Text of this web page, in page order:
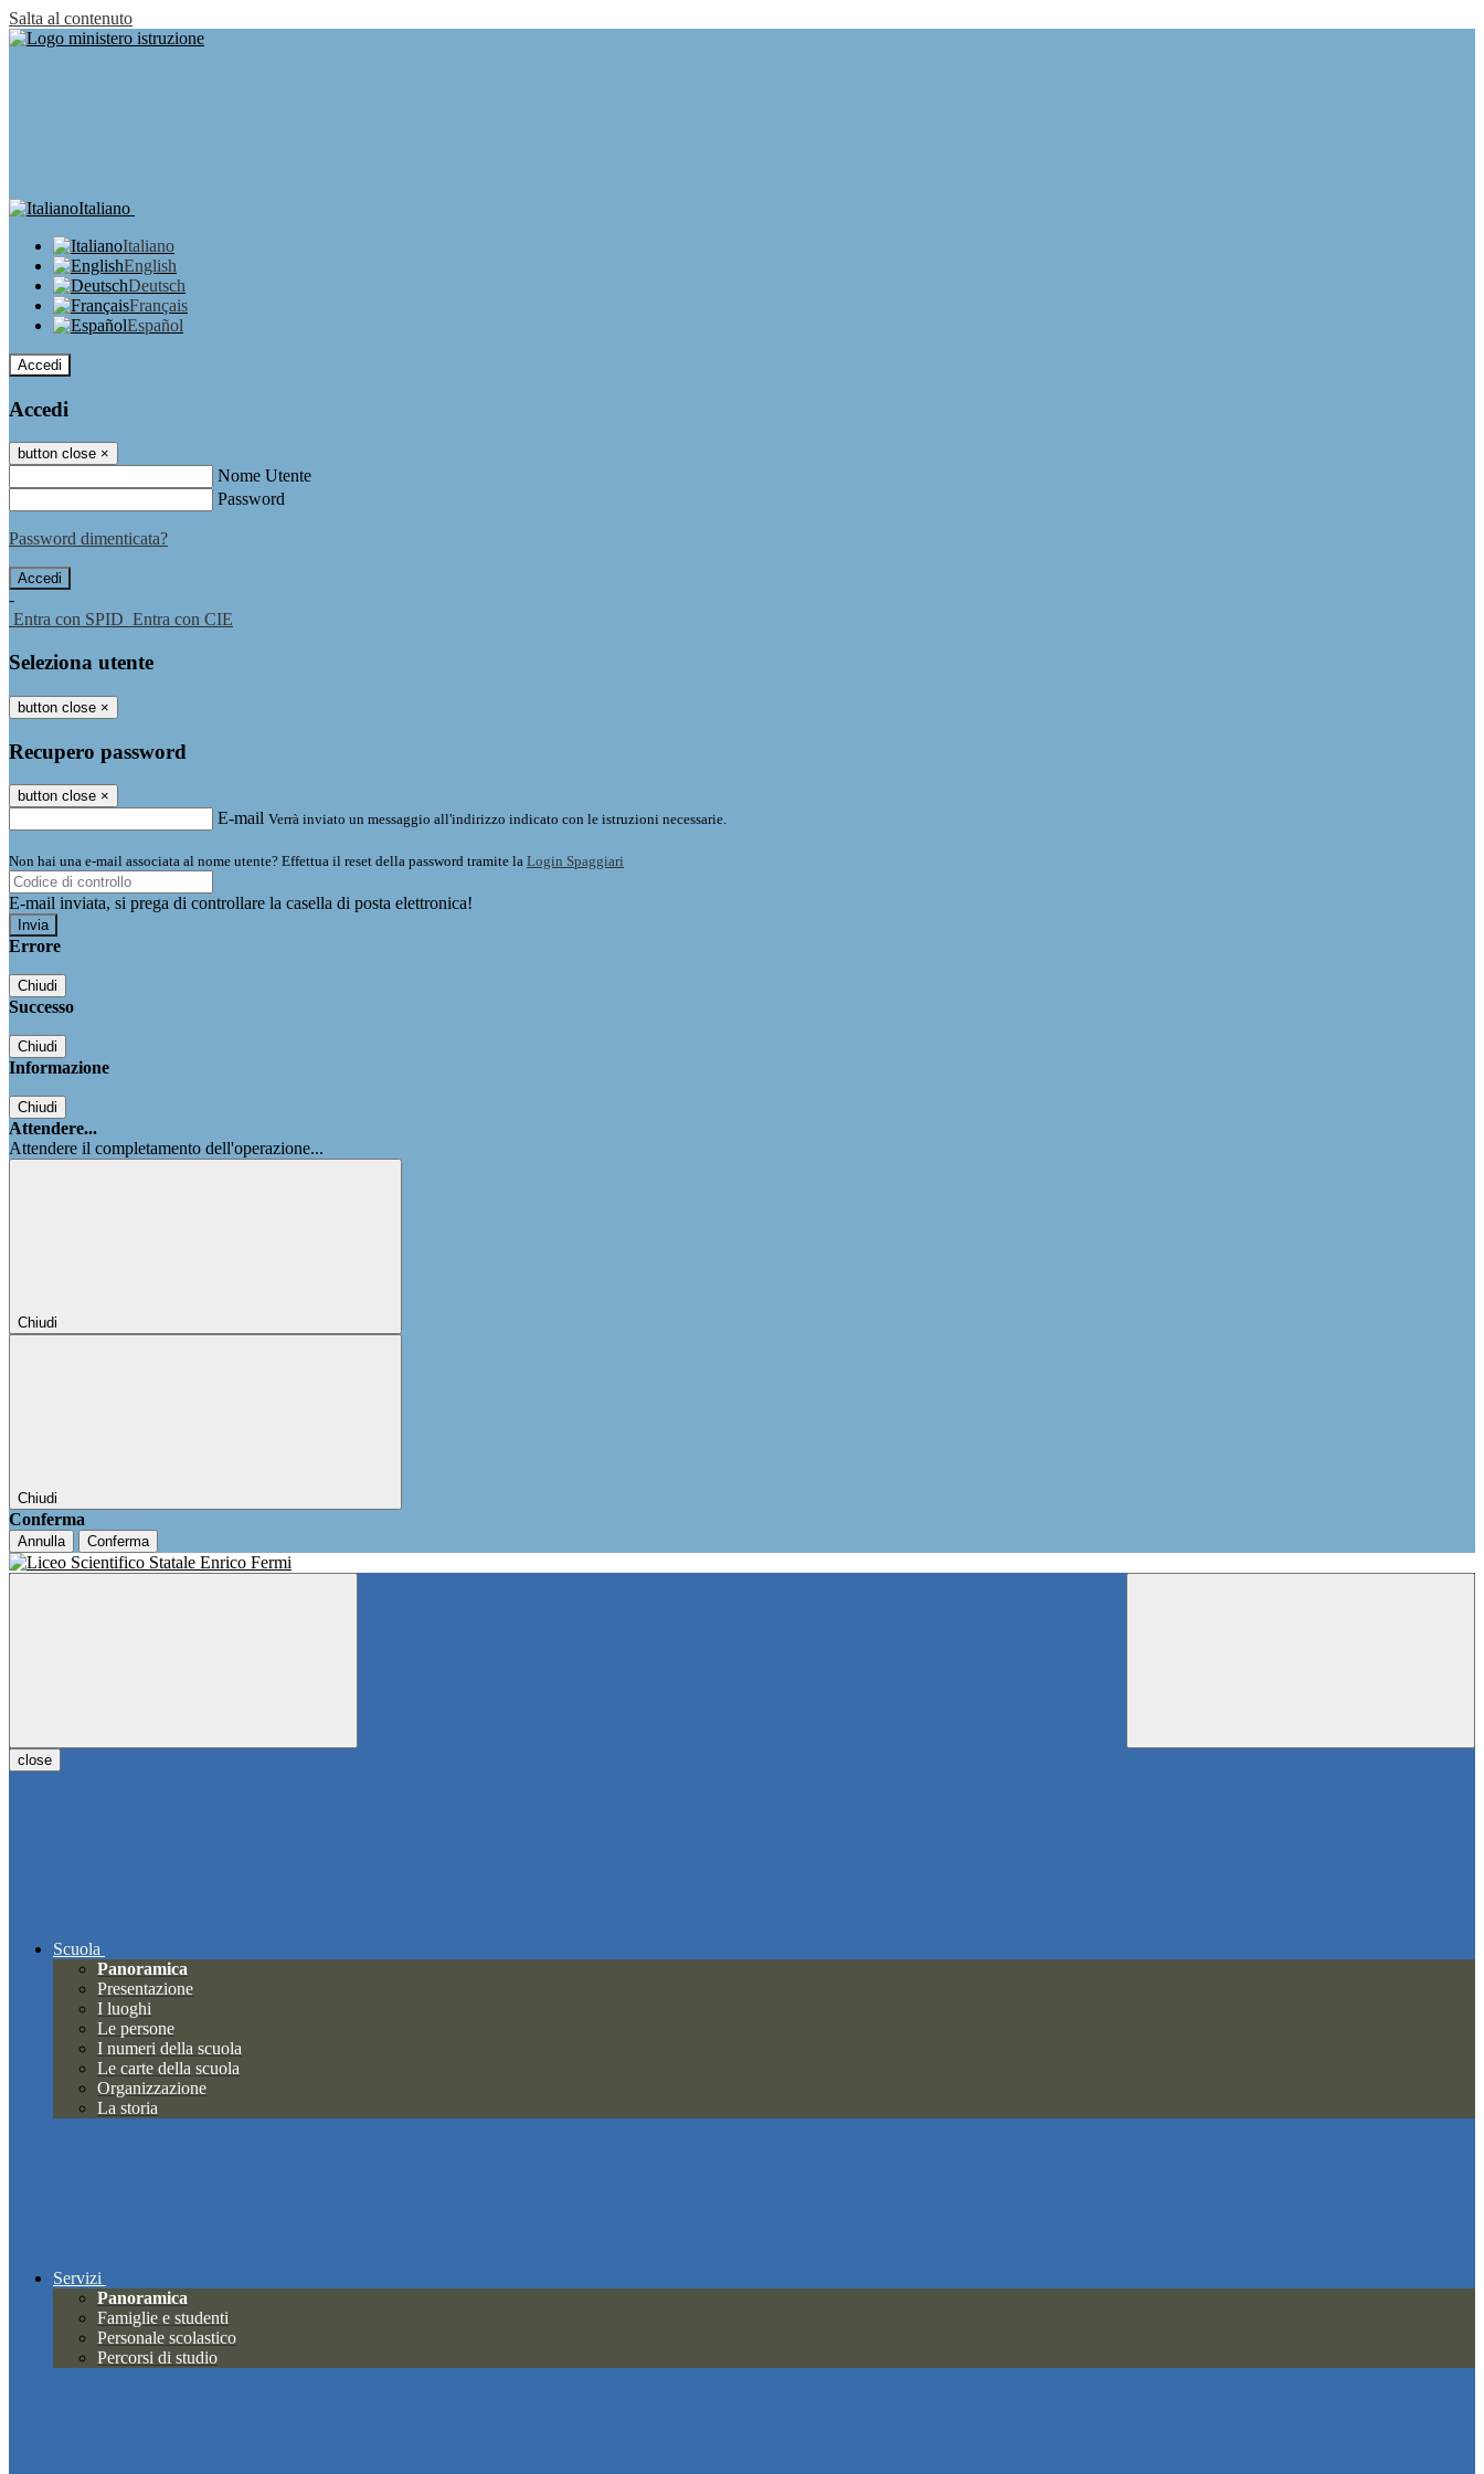
Salta al contenuto
Italiano
Italiano
English
Deutsch
Français
Español
Accedi
Accedi
button close ×
Nome Utente
Password
Password dimenticata?
-
Entra con SPID Entra con CIE
Seleziona utente
button close ×
Recupero password
button close ×
E-mail Verrà inviato un messaggio all'indirizzo indicato con le istruzioni necessarie.
Non hai una e-mail associata al nome utente? Effettua il reset della password tramite la Login Spaggiari
E-mail inviata, si prega di controllare la casella di posta elettronica!
Errore
Chiudi
Successo
Chiudi
Informazione
Chiudi
Attendere...
Attendere il completamento dell'operazione...
Chiudi
Chiudi
Conferma
Annulla Conferma
close
Scuola
Panoramica
Presentazione
I luoghi
Le persone
I numeri della scuola
Le carte della scuola
Organizzazione
La storia
Servizi
Panoramica
Famiglie e studenti
Personale scolastico
Percorsi di studio